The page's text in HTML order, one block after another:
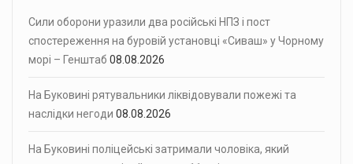
Сили оборони уразили два російські НПЗ і пост
спостереження на буровій установці «Сиваш» у Чорному
морі – Генштаб 08.08.2026
На Буковині рятувальники ліквідовували пожежі та
наслідки негоди 08.08.2026
На Буковині поліцейські затримали чоловіка, який